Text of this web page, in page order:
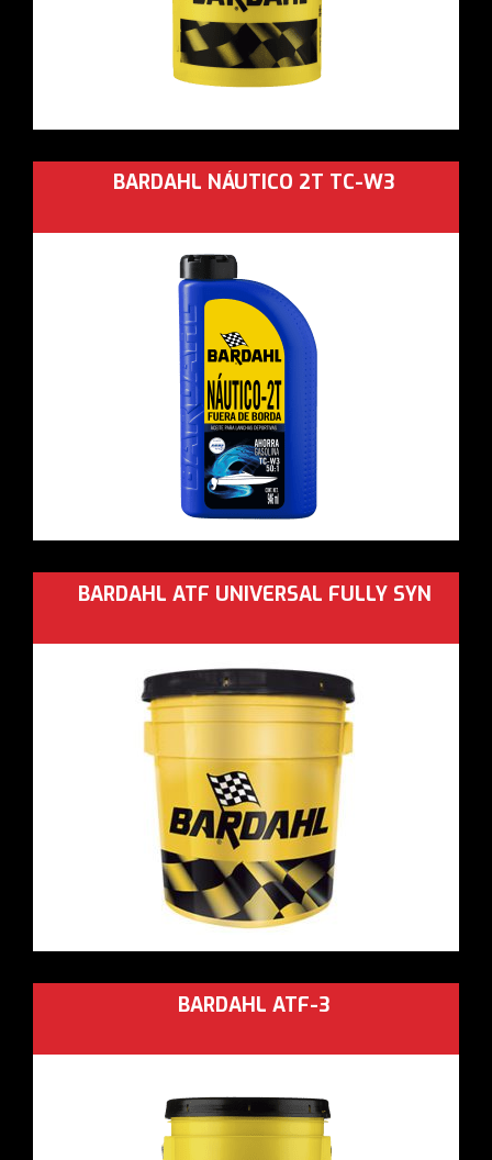
BARDAHL NÁUTICO 2T TC-W3
BARDAHL ATF UNIVERSAL FULLY SYN
BARDAHL ATF-3